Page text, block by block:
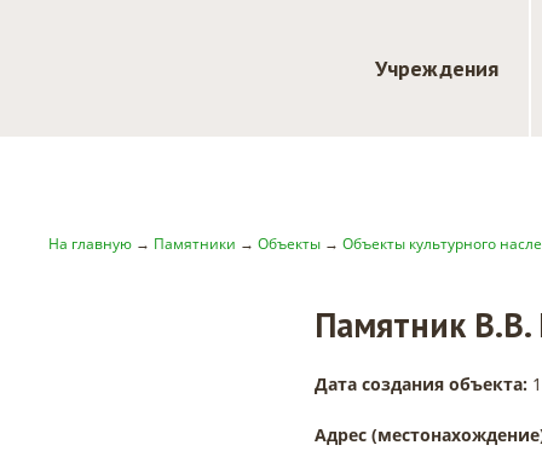
Учреждения
На главную → Памятники → Объекты → Объекты культурного
Памятник
Дата создания объекта:
Адрес